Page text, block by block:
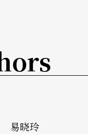
到自己的头上时，无
有相同的反应，但这
许多讨论的「去东方
易晓玲